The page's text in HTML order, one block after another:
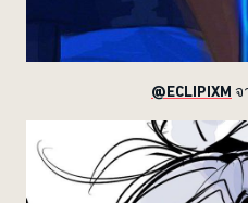
@ECLIPIXM จ